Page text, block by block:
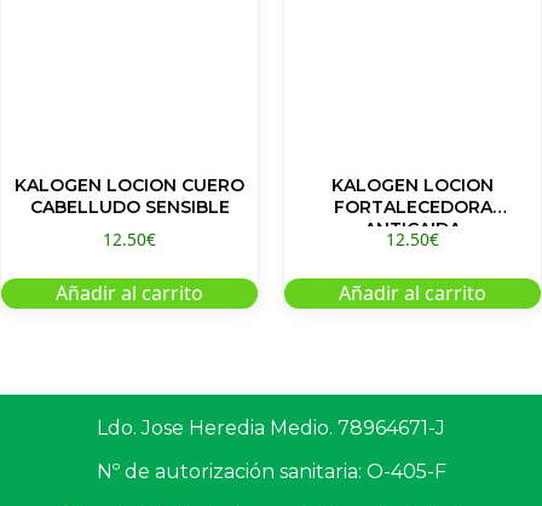
KALOGEN LOCION CUERO
CABELLUDO SENSIBLE
12.50€
Añadir al carrito
KALOGEN LOCION
FORTALECEDORA
ANTICAIDA
12.50€
Añadir al carrito
Ldo. Jose Heredia Medio. 78964671-J
Nº de autorización sanitaria: O-405-F